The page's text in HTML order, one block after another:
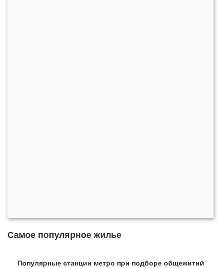
Самое популярное жилье
Популярные станции метро при подборе общежитий